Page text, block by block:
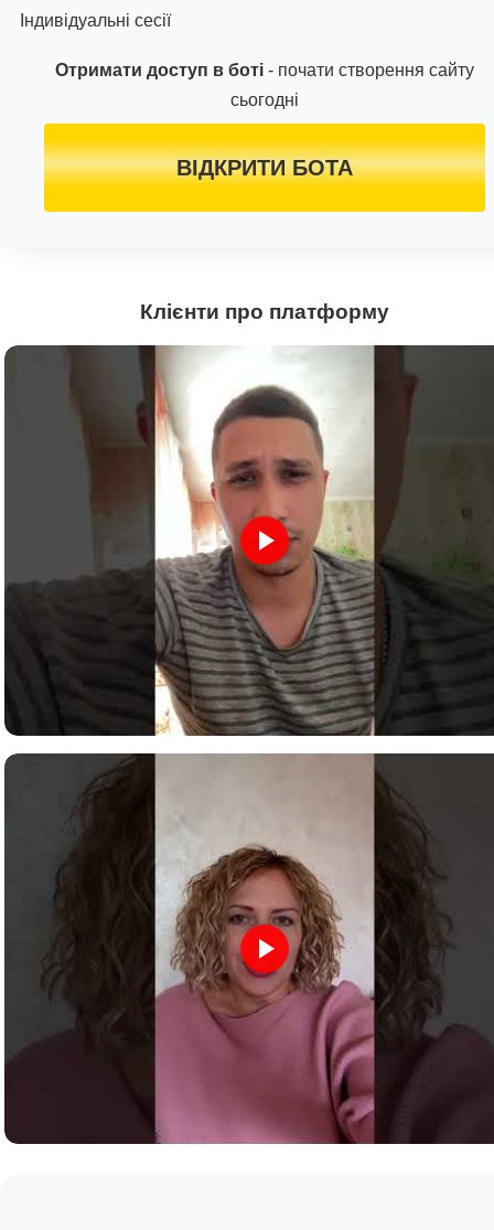
Індивідуальні сесії
Отримати доступ в боті - почати створення сайту
сьогодні
ВІДКРИТИ БОТА
Клієнти про платформу